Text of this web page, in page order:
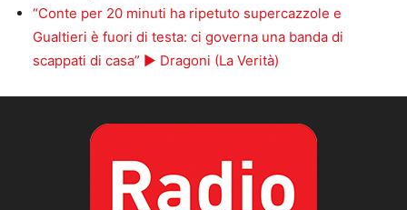
“Conte per 20 minuti ha ripetuto supercazzole e
Gualtieri è fuori di testa: ci governa una banda di
scappati di casa” ► Dragoni (La Verità)